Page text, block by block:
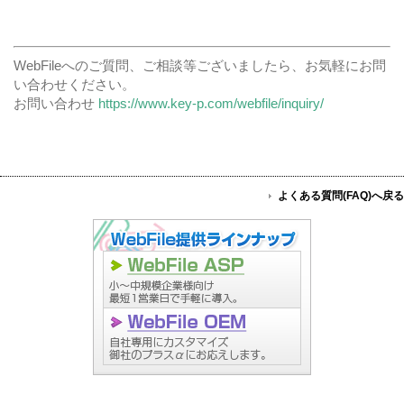
WebFileへのご質問、ご相談等ございましたら、お気軽にお問
い合わせください。
お問い合わせ https://www.key-p.com/webfile/inquiry/
よくある質問(FAQ)へ戻る